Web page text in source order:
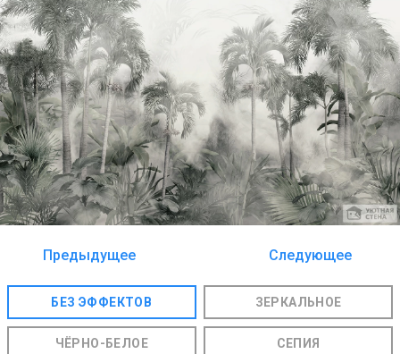
Предыдущее
Следующее
БЕЗ ЭФФЕКТОВ ЗЕРКАЛЬНОЕ
ЧЁРНО-БЕЛОЕ СЕПИЯ